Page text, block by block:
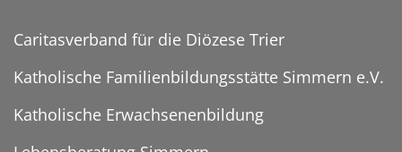
Caritasverband für die Diözese Trier
Katholische Familienbildungsstätte Simmern e.V.
Katholische Erwachsenenbildung